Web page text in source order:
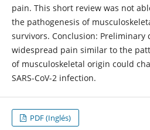
pain. This short review was not
the pathogenesis of
survivors. Conclusion: Preliminary
widespread pain similar to the
of musculoskeletal origin could
SARS-CoV-2 infection.
PDF (Inglés)